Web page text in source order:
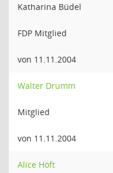
Katharina Büdel
FDP Mitglied
von 11.11.2004
Walter Drumm
Mitglied
von 11.11.2004
Alice Höft